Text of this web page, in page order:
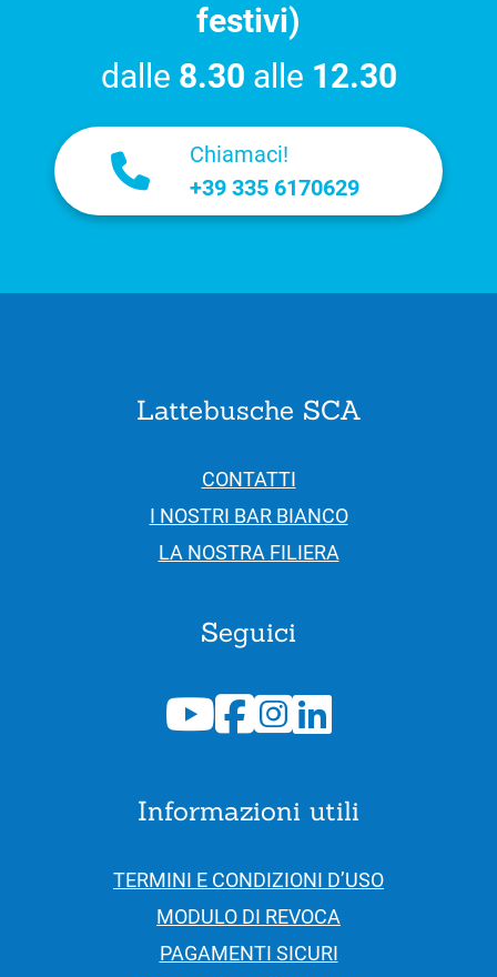
festivi)
dalle 8.30 alle 12.30
Chiamaci!
+39 335 6170629
Lattebusche SCA
CONTATTI
I NOSTRI BAR BIANCO
LA NOSTRA FILIERA
Seguici
Informazioni utili
TERMINI E CONDIZIONI D’USO
MODULO DI REVOCA
PAGAMENTI SICURI